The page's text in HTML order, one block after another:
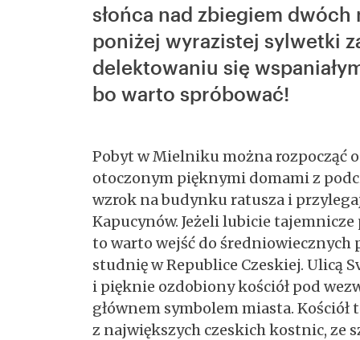
słońca nad zbiegiem
poniżej wyrazistej sylwetki
delektowaniu się
bo warto spróbować!
Pobyt w Mielniku można rozpocząć
otoczonym pięknymi domami z
wzrok na budynku ratusza i
Kapucynów. Jeżeli lubicie
to warto wejść do
studnię w Republice Czeskiej. Ulicą
i pięknie ozdobiony kościół pod
głównem symbolem miasta.
z największych czeskich kostnic, ze